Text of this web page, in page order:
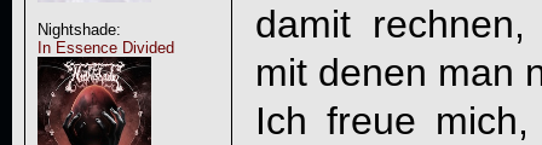
Nightshade:
In Essence Divided
damit
mit denen man
Ich freue